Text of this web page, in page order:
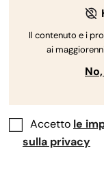
Il contenuto e i
ai
Accetto le
sulla privacy